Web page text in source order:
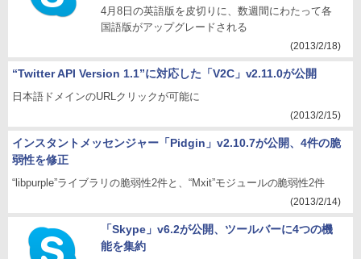
4月8日の英語版を皮切りに、数週間にわたって各
国語版がアップグレードされる
(2013/2/18)
“Twitter API Version 1.1”に対応した「V2C」v2.11.0が公開
日本語ドメインのURLクリックが可能に
(2013/2/15)
インスタントメッセンジャー「Pidgin」v2.10.7が公開、4件の脆
弱性を修正
“libpurple”ライブラリの脆弱性2件と、“Mxit”モジュールの脆弱性2件
(2013/2/14)
「Skype」v6.2が公開、ツールバーに4つの機
能を集約